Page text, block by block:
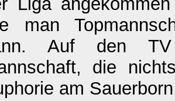
man
Auf den
die
am